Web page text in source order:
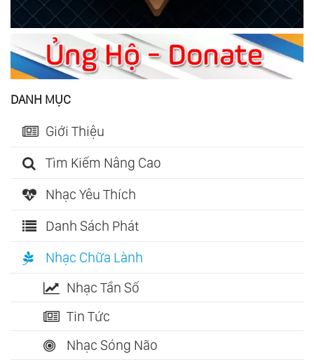
DANH MỤC
Giới Thiệu
Tìm Kiếm Nâng Cao
Nhạc Yêu Thích
Danh Sách Phát
Nhạc Chữa Lành
Nhạc Tần Số
Tin Tức
Nhạc Sóng Não